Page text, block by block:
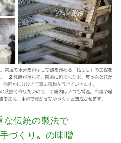
な伝統の製法で
づくり〟の味噌